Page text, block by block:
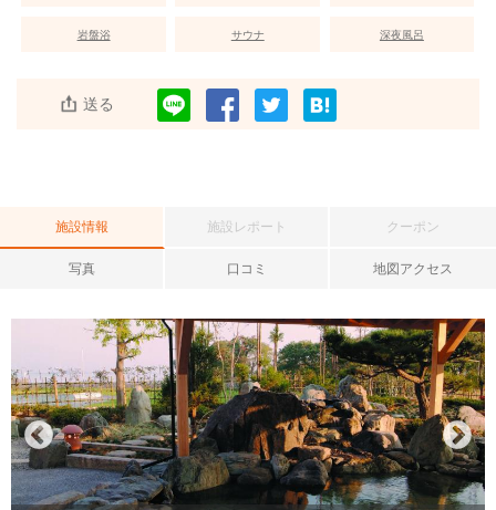
岩盤浴 サウナ 深夜風呂
送る
施設情報 施設レポート クーポン
写真 口コミ 地図アクセス